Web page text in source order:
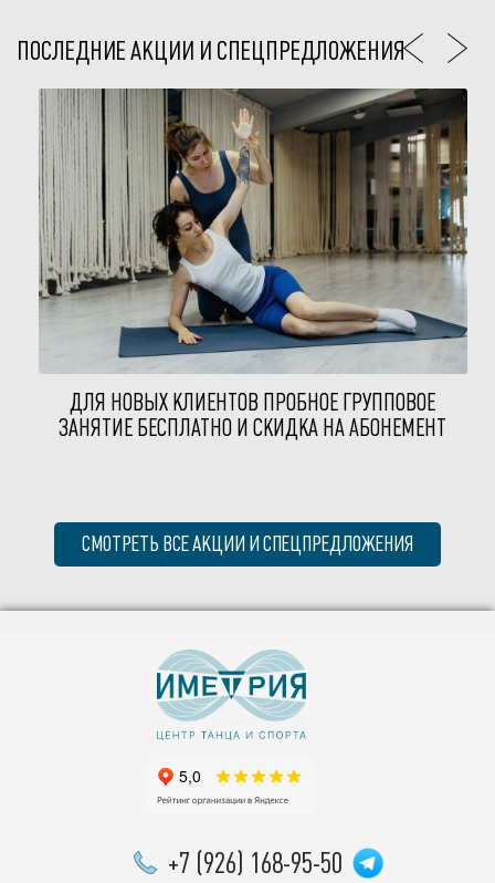
ПОСЛЕДНИЕ АКЦИИ И СПЕЦПРЕДЛОЖЕНИЯ
ДЛЯ НОВЫХ КЛИЕНТОВ ПРОБНОЕ ГРУППОВОЕ
ЗАНЯТИЕ БЕСПЛАТНО И СКИДКА НА АБОНЕМЕНТ
СМОТРЕТЬ ВСЕ АКЦИИ И СПЕЦПРЕДЛОЖЕНИЯ
+7 (926) 168-95-50